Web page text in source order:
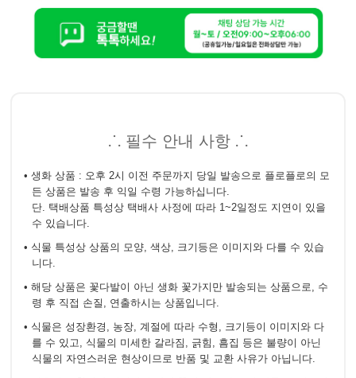
⸫ 필수 안내 사항 ⸫
• 생화 상품 : 오후 2시 이전 주문까지 당일 발송으로 플로플로의 모
든 상품은 발송 후 익일 수령 가능하십니다.
단. 택배상품 특성상 택배사 사정에 따라 1~2일정도 지연이 있을
수 있습니다.
• 식물 특성상 상품의 모양, 색상, 크기등은 이미지와 다를 수 있습
니다.
• 해당 상품은 꽃다발이 아닌 생화 꽃가지만 발송되는 상품으로, 수
령 후 직접 손질, 연출하시는 상품입니다.
• 식물은 성장환경, 농장, 계절에 따라 수형, 크기등이 이미지와 다
를 수 있고, 식물의 미세한 갈라짐, 긁힘, 흠집 등은 불량이 아닌
식물의 자연스러운 현상이므로 반품 및 교환 사유가 아닙니다.